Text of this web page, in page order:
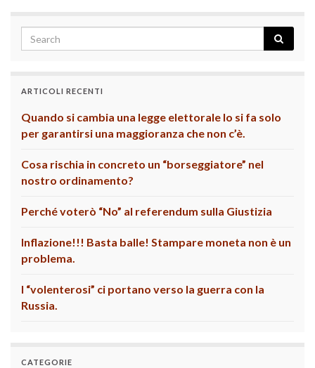
ARTICOLI RECENTI
Quando si cambia una legge elettorale lo si fa solo
per garantirsi una maggioranza che non c’è.
Cosa rischia in concreto un “borseggiatore” nel
nostro ordinamento?
Perché voterò “No” al referendum sulla Giustizia
Inflazione!!! Basta balle! Stampare moneta non è un
problema.
I “volenterosi” ci portano verso la guerra con la
Russia.
CATEGORIE